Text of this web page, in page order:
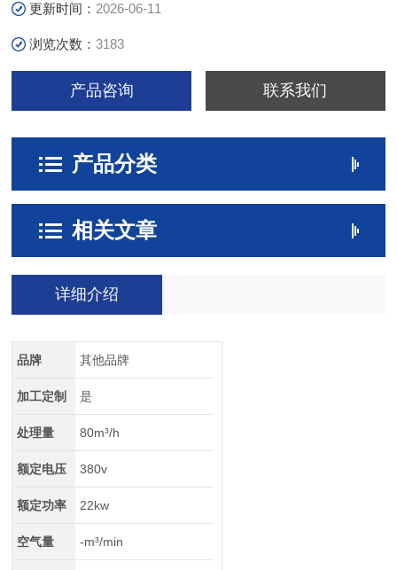
更新时间： 2026-06-11
浏览次数：3183
产品咨询 联系我们
产品分类
相关文章
详细介绍
品牌 其他品牌
加工定制 是
处理量 80m³/h
额定电压 380v
额定功率 22kw
空气量 -m³/min